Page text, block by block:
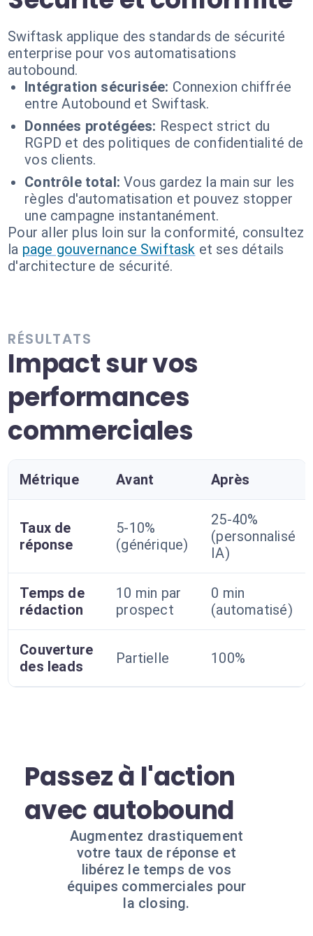
Swiftask applique des standards de sécurité
enterprise pour vos automatisations
autobound.
Intégration sécurisée: Connexion chiffrée
entre Autobound et Swiftask.
Données protégées: Respect strict du
RGPD et des politiques de confidentialité de
vos clients.
Contrôle total: Vous gardez la main sur les
règles d'automatisation et pouvez stopper
une campagne instantanément.
Pour aller plus loin sur la conformité, consultez
la page gouvernance Swiftask et ses détails
d'architecture de sécurité.
RÉSULTATS
Impact sur vos
performances
commerciales
Métrique Avant Après
Taux de
réponse
5-10%
(générique)
25-40%
(personnalisé
IA)
Temps de
rédaction
10 min par
prospect
0 min
(automatisé)
Couverture
des leads
Partielle 100%
Passez à l'action
avec autobound
Augmentez drastiquement
votre taux de réponse et
libérez le temps de vos
équipes commerciales pour
la closing.